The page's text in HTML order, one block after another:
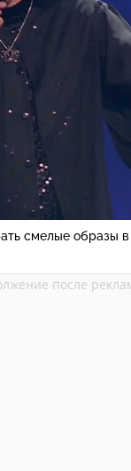
смелые образы